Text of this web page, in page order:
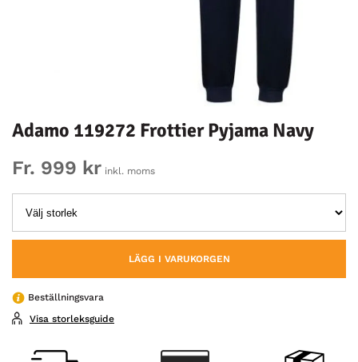
Adamo 119272 Frottier Pyjama Navy
Fr. 999 kr inkl. moms
LÄGG I VARUKORGEN
Beställningsvara
Visa storleksguide